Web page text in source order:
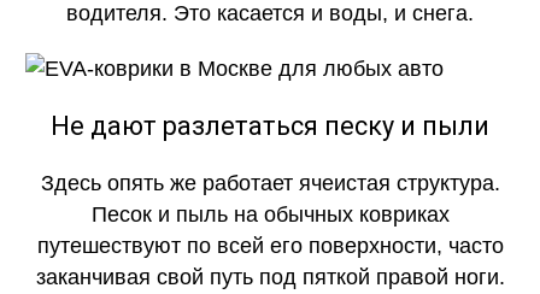
КАЧЕСТВО
ОГОНЬ
водителя. Это касается и воды, и снега.
Не дают разлетаться песку и пыли
Здесь опять же работает ячеистая структура.
Песок и пыль на обычных ковриках
путешествуют по всей его поверхности, часто
заканчивая свой путь под пяткой правой ноги.